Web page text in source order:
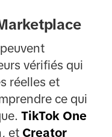
vérifiés qui
réelles et
ce qui
TikTok One
et Creator